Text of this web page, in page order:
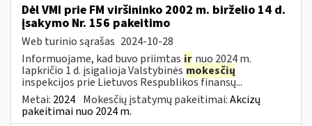
Dėl VMI prie FM viršininko 2002 m. birželio 14 d.
įsakymo Nr. 156 pakeitimo
Web turinio sąrašas 2024-10-28
Informuojame, kad buvo priimtas ir nuo 2024 m.
lapkričio 1 d. įsigalioja Valstybinėsmokesčių
inspekcijos prie Lietuvos Respublikos finansų...
Metai: 2024 Mokesčių įstatymų pakeitimai:Akcizų
pakeitimai nuo 2024 m.